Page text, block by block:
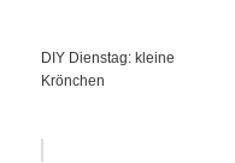
DIY Dienstag: kleine
Krönchen